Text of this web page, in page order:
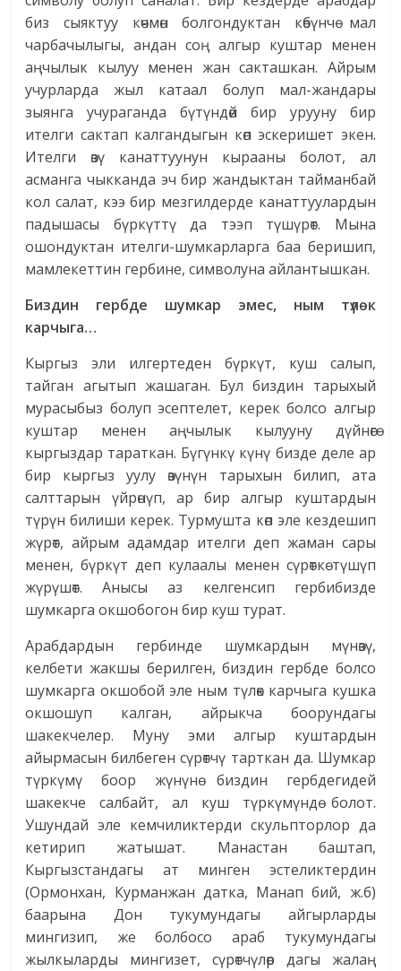
биз сыяктуу көчмөн болгондуктан көбүнчө мал
чарбачылыгы, андан соң алгыр куштар менен
аңчылык кылуу менен жан сакташкан. Айрым
учурларда жыл катаал болуп мал-жандары
зыянга учураганда бүтүндөй бир урууну бир
ителги сактап калгандыгын көп эскеришет экен.
Ителги өзү канаттуунун кырааны болот, ал
асманга чыкканда эч бир жандыктан тайманбай
кол салат, кээ бир мезгилдерде канаттуулардын
падышасы бүркүттү да тээп түшүрөт. Мына
ошондуктан ителги-шумкарларга баа беришип,
мамлекеттин гербине, символуна айлантышкан.
Биздин гербде шумкар эмес, ным түлөк
карчыга…
Кыргыз эли илгертеден бүркүт, куш салып,
тайган агытып жашаган. Бул биздин тарыхый
мурасыбыз болуп эсептелет, керек болсо алгыр
куштар менен аңчылык кылууну дүйнөгө
кыргыздар тараткан. Бүгүнкү күнү бизде деле ар
бир кыргыз уулу өзүнүн тарыхын билип, ата
салттарын үйрөнүп, ар бир алгыр куштардын
түрүн билиши керек. Турмушта көп эле кездешип
жүрөт, айрым адамдар ителги деп жаман сары
менен, бүркүт деп кулаалы менен сүрөткө түшүп
жүрүшөт. Анысы аз келгенсип гербибизде
шумкарга окшобогон бир куш турат.
Арабдардын гербинде шумкардын мүнөзү,
келбети жакшы берилген, биздин гербде болсо
шумкарга окшобой эле ным түлөк карчыга кушка
окшошуп калган, айрыкча боорундагы
шакекчелер. Муну эми алгыр куштардын
айырмасын билбеген сүрөтчү тарткан да. Шумкар
түркүмү боор жүнүнө биздин гербдегидей
шакекче салбайт, ал куш түркүмүндө болот.
Ушундай эле кемчиликтерди скульпторлор да
кетирип жатышат. Манастан баштап,
Кыргызстандагы ат минген эстеликтердин
(Ормонхан, Курманжан датка, Манап бий, ж.б)
баарына Дон тукумундагы айгырларды
мингизип, же болбосо араб тукумундагы
жылкыларды мингизет, сүрөтчүлөр дагы жалаң